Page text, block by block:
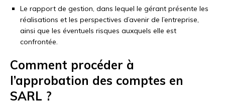
Le rapport de gestion, dans lequel le gérant présente les
réalisations et les perspectives d’avenir de l’entreprise,
ainsi que les éventuels risques auxquels elle est
confrontée.
Comment procéder à
l’approbation des comptes en
SARL ?